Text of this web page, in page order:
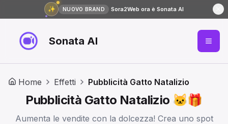
✨ NUOVO BRAND Sora2Web ora è Sonata AI
Sonata AI
Home Effetti Pubblicità Gatto Natalizio
Pubblicità Gatto Natalizio 🐱🎁
Aumenta le vendite con la dolcezza! Crea uno spot